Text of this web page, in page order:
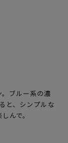
ブルー系の濃
と、シンプルな
んで。